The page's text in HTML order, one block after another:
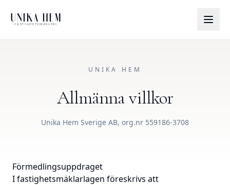
UNIKA HEM
FASTIGHETSMÄKLERI
UNIKA HEM
Allmänna villkor
Unika Hem Sverige AB, org.nr 559186-3708
Förmedlingsuppdraget
I fastighetsmäklarlagen föreskrivs att